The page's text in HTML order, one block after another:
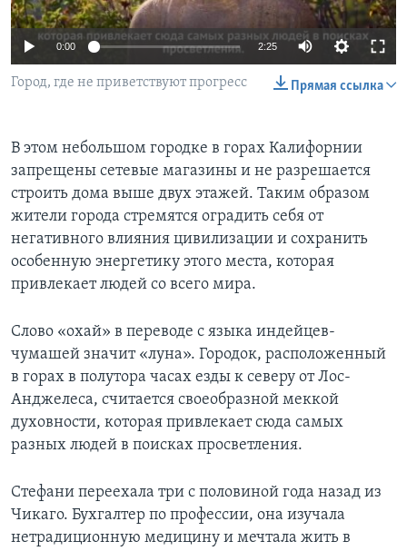
Learning English
СОЦИАЛЬНЫЕ СЕТИ
Языки
0:00 2:25
Прямая ссылка
Город, где не приветствуют прогресс
В этом небольшом городке в горах Калифорнии
запрещены сетевые магазины и не разрешается
строить дома выше двух этажей. Таким образом
жители города стремятся оградить себя от
негативного влияния цивилизации и сохранить
особенную энергетику этого места, которая
привлекает людей со всего мира.
Слово «охай» в переводе с языка индейцев-
чумашей значит «луна». Городок, расположенный
в горах в полутора часах езды к северу от Лос-
Анджелеса, считается своеобразной меккой
духовности, которая привлекает сюда самых
разных людей в поисках просветления.
Стефани переехала три с половиной года назад из
Чикаго. Бухгалтер по профессии, она изучала
нетрадиционную медицину и мечтала жить в